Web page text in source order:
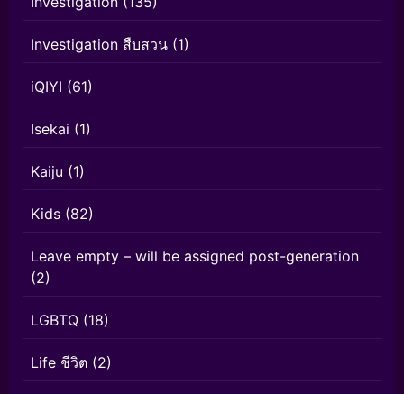
Investigation สืบสวน (1)
iQIYI (61)
Isekai (1)
Kaiju (1)
Kids (82)
Leave empty – will be assigned post-generation
(2)
LGBTQ (18)
Life ชีวิต (2)